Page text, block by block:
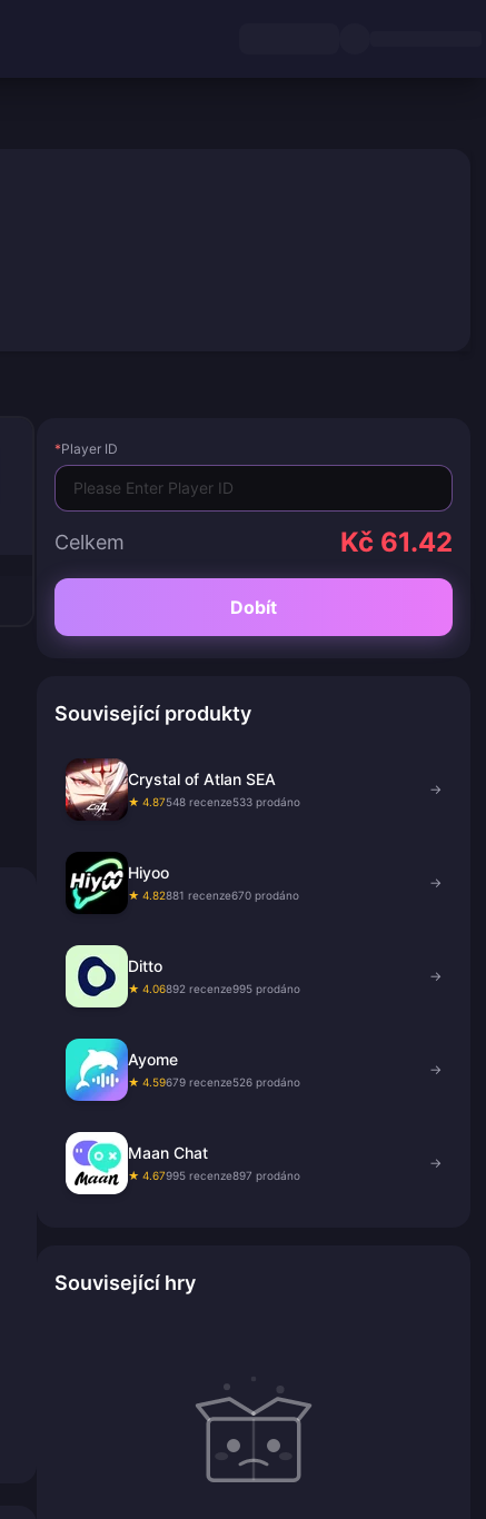
*Player ID
Celkem Kč 61.42
Dobít
Související produkty
Crystal of Atlan SEA
★ 4.87548 recenze533 prodáno
→
Hiyoo
★ 4.82881 recenze670 prodáno
→
Ditto
★ 4.06892 recenze995 prodáno
→
Ayome
★ 4.59679 recenze526 prodáno
→
Maan Chat
★ 4.67995 recenze897 prodáno
→
Související hry